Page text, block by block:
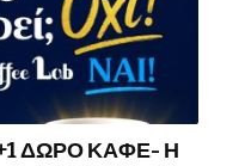
ΔΩΡΟ ΚΑΦΕ- Η